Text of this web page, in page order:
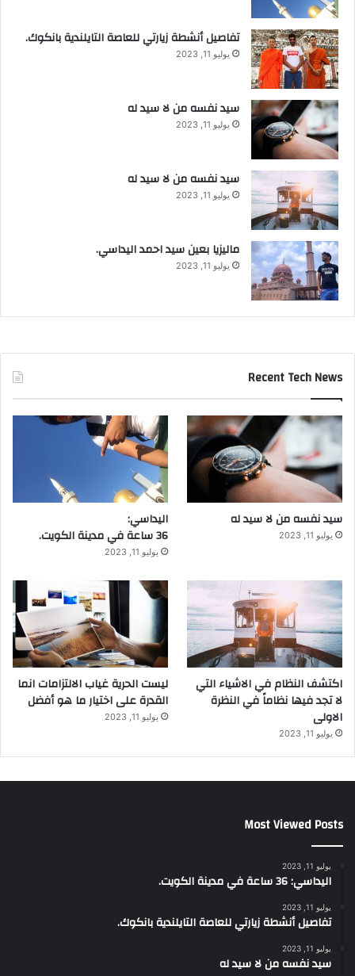
تفاصيل أنشطة زيارتي للعاصة التايلندية بانكوك.
يوليو 11, 2023
سيد نفسه من لا سيد له
يوليو 11, 2023
سيد نفسه من لا سيد له
يوليو 11, 2023
ماليزيا بعين سيد احمد اليداسي.
يوليو 11, 2023
Recent Tech News
سيد نفسه من لا سيد له
يوليو 11, 2023
اليداسي:
36 ساعة في مدينة الكويت.
يوليو 11, 2023
اكتشف النظام في الاشياء التي
لا تجد فيها نظاماً في النظرة
الاولى
يوليو 11, 2023
ليست الحرية غياب الالتزامات انما
القدرة على اختيار ما هو أفضل
يوليو 11, 2023
Most Viewed Posts
يوليو 11, 2023
اليداسي: 36 ساعة في مدينة الكويت.
يوليو 11, 2023
تفاصيل أنشطة زيارتي للعاصة التايلندية بانكوك.
يوليو 11, 2023
سيد نفسه من لا سيد له